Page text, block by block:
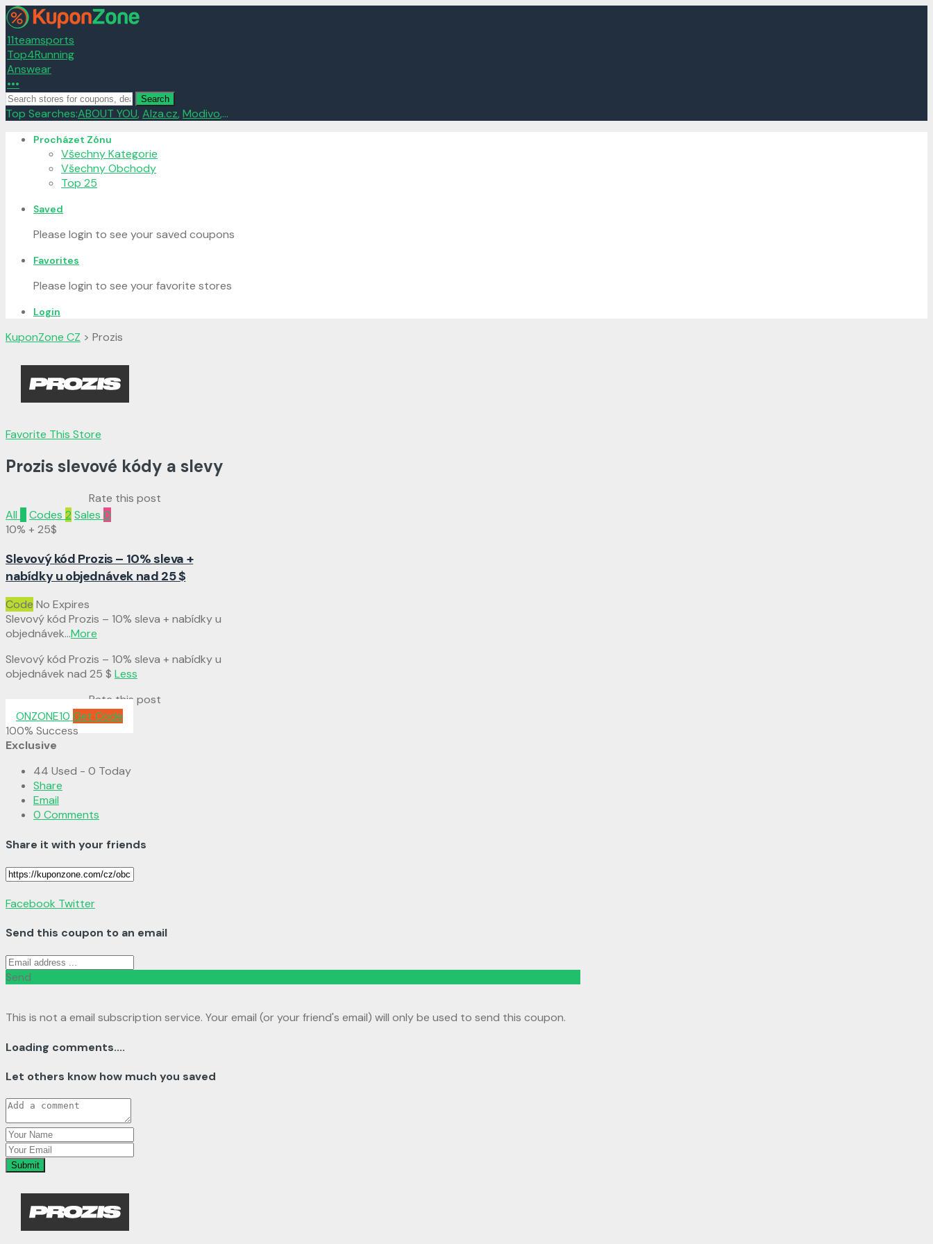
11teamsports
Top4Running
Answear
•••
Search
Top Searches:ABOUT YOU, Alza.cz, Modivo,...
Skip
Procházet Zónu
Všechny Kategorie
Všechny Obchody
Top 25
Saved
Please login to see your saved coupons
Favorites
Please login to see your favorite stores
Login
KuponZone CZ > Prozis
Favorite This Store
Prozis slevové kódy a slevy
Rate this post
All
Codes 2 Sales 0
10% + 25$
Slevový kód Prozis – 10% sleva +
nabídky u objednávek nad 25 $
Code No Expires
Slevový kód Prozis – 10% sleva + nabídky u
objednávek...More
Slevový kód Prozis – 10% sleva + nabídky u
objednávek nad 25 $ Less
Rate this post
ONZONE10 Get Code
100% Success
Exclusive
44 Used - 0 Today
Share
Email
0 Comments
Share it with your friends
Facebook Twitter
Send this coupon to an email
Send
This is not a email subscription service. Your email (or your friend's email) will only be used to send this coupon.
Loading comments....
Let others know how much you saved
Submit